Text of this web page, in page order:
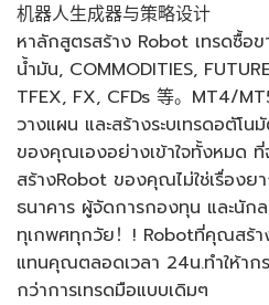
机器人生成器与策略设计
หาลักสูตรสร้าง Robot เทรดซื้อ
น้ำมัน, COMMODITIES,
TFEX, FX, CFDs 等。MT4/
วางแผน และสร้างระบเทรดอตัโ
ของคุณเองอย่างเข้าใจทั้งหมด ที่
สร้างRobot ของคุณไม่ใช่เรื่องย
ธนาคาร ผู้จัดการกองทุน และนั
ทุเกพศทุกวัย！! Robotที่คุณสร้าง
แทนคุณตลอดเวลา 24น.ทำให้าก
กว่าการเทรดมือแบบเดิมๆ